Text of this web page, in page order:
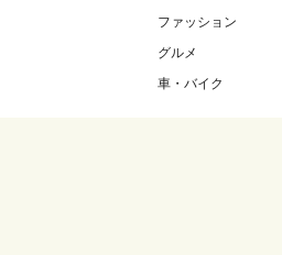
ファッション
グルメ
車・バイク